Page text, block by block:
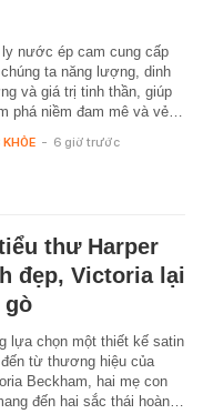
ly nước ép cam cung cấp
ta năng lượng, dinh
và giá trị tinh thần, giúp
phá niềm đam mê và vẻ…
- 6 giờ trước
thư Harper
đẹp, Victoria lại
gò
lựa chọn một thiết kế satin
đến từ thương hiệu của
Beckham, hai mẹ con
đến hai sắc thái hoàn…